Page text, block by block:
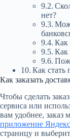
нет?
Как
Как
Как
Как заказать
Чтобы сделать
сервиса или
вам удобнее, заказ
приложение
страницу и